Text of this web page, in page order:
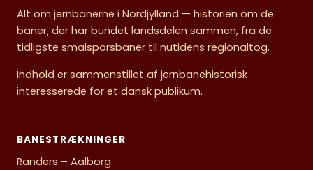
Alt om jernbanerne i Nordjylland — historien om de
baner, der har bundet landsdelen sammen, fra de
tidligste smalsporsbaner til nutidens regionaltog.
Indhold er sammenstillet af jernbanehistorisk
interesserede for et dansk publikum.
BANESTRÆKNINGER
Randers – Aalborg